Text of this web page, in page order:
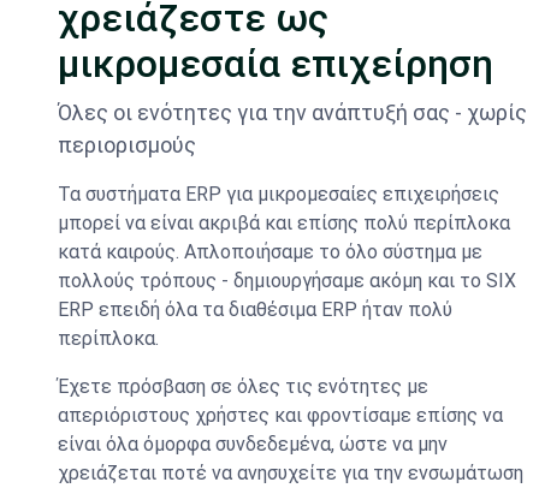
χρειάζεστε ως
μικρομεσαία επιχείρηση
Όλες οι ενότητες για την ανάπτυξή σας - χωρίς
περιορισμούς
Τα συστήματα ERP για μικρομεσαίες επιχειρήσεις
μπορεί να είναι ακριβά και επίσης πολύ περίπλοκα
κατά καιρούς. Απλοποιήσαμε το όλο σύστημα με
πολλούς τρόπους - δημιουργήσαμε ακόμη και το SIX
ERP επειδή όλα τα διαθέσιμα ERP ήταν πολύ
περίπλοκα.
Έχετε πρόσβαση σε όλες τις ενότητες με
απεριόριστους χρήστες και φροντίσαμε επίσης να
είναι όλα όμορφα συνδεδεμένα, ώστε να μην
χρειάζεται ποτέ να ανησυχείτε για την ενσωμάτωση